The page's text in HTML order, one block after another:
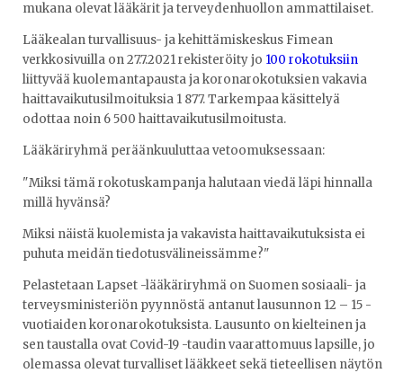
mukana olevat lääkärit ja terveydenhuollon ammattilaiset.
Lääkealan turvallisuus- ja kehittämiskeskus Fimean
verkkosivuilla on 27.7.2021 rekisteröity jo 100 rokotuksiin
liittyvää kuolemantapausta ja koronarokotuksien vakavia
haittavaikutusilmoituksia 1 877. Tarkempaa käsittelyä
odottaa noin 6 500 haittavaikutusilmoitusta.
Lääkäriryhmä peräänkuuluttaa vetoomuksessaan:
"Miksi tämä rokotuskampanja halutaan viedä läpi hinnalla
millä hyvänsä?
Miksi näistä kuolemista ja vakavista haittavaikutuksista ei
puhuta meidän tiedotusvälineissämme?"
Pelastetaan Lapset -lääkäriryhmä on Suomen sosiaali- ja
terveysministeriön pyynnöstä antanut lausunnon 12 – 15 -
vuotiaiden koronarokotuksista. Lausunto on kielteinen ja
sen taustalla ovat Covid-19 -taudin vaarattomuus lapsille, jo
olemassa olevat turvalliset lääkkeet sekä tieteellisen näytön